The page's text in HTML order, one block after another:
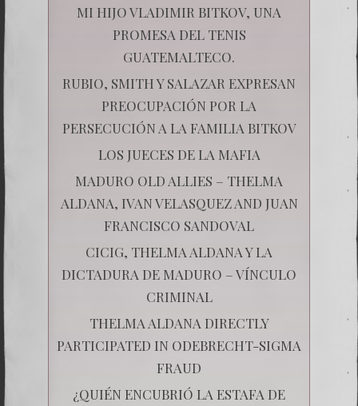
MI HIJO VLADIMIR BITKOV, UNA
PROMESA DEL TENIS
GUATEMALTECO.
RUBIO, SMITH Y SALAZAR EXPRESAN
PREOCUPACIÓN POR LA
PERSECUCIÓN A LA FAMILIA BITKOV
LOS JUECES DE LA MAFIA
MADURO OLD ALLIES – THELMA
ALDANA, IVAN VELASQUEZ AND JUAN
FRANCISCO SANDOVAL
CICIG, THELMA ALDANA Y LA
DICTADURA DE MADURO – VÍNCULO
CRIMINAL
THELMA ALDANA DIRECTLY
PARTICIPATED IN ODEBRECHT-SIGMA
FRAUD
¿QUIÉN ENCUBRIÓ LA ESTAFA DE